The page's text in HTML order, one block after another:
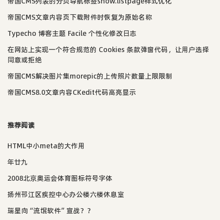
帝国CMS文章内容页下载附件时恢复为原始名称
Typecho 博客主题 Facile 个性化修改日志
在网站上实现一个符合规范的 Cookies 条款弹窗代码，让用户选择
同意或拒绝
帝国CMS解决图片集morepic的上传照片数量上限限制
帝国CMS8.0文章内容CKedit代码高亮显示
推荐阅读
HTML中小meta的大作用
年廿九
2008北京奥运会体育图标符号字体
扬州邗江区疾控中心办公楼六楼休息室
瑞星向“流氓软件”宣战？？